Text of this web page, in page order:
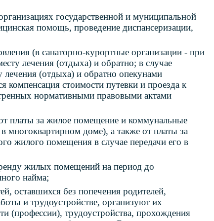
государственной и муниципальной
помощь, проведение диспансеризации,
(в санаторно-курортные организации - при
лечения (отдыха) и обратно; в случае
лечения (отдыха) и обратно опекунами
стоимости путевки и проезда к
нормативными правовыми актами
платы за жилое помещение и коммунальные
многоквартирном доме), а также от платы за
жилого помещения в случае передачи его в
жилых помещений на период до
найма;
оставшихся без попечения родителей,
и трудоустройстве, организуют их
(профессии), трудоустройства, прохождения